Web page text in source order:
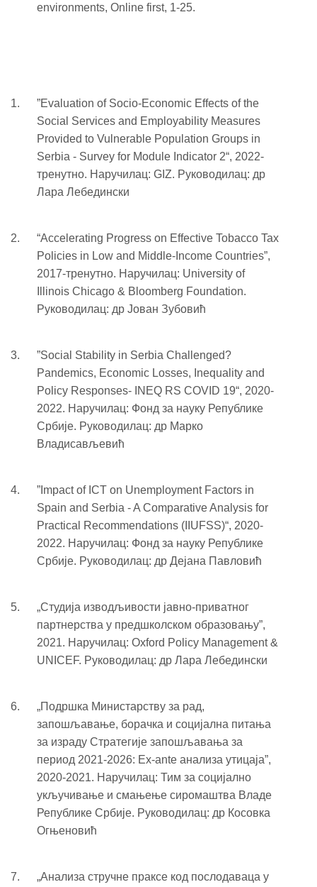
environments, Online first, 1-25.
”Evaluation of Socio-Economic Effects of the
Social Services and Employability Measures
Provided to Vulnerable Population Groups in
Serbia - Survey for Module Indicator 2“, 2022-
тренутно. Наручилац: GIZ. Руководилац: др
Лара Лебедински
“Accelerating Progress on Effective Tobacco Tax
Policies in Low and Middle-Income Countries”,
2017-тренутно. Наручилац: University of
Illinois Chicago & Bloomberg Foundation.
Руководилац: др Јован Зубовић
”Social Stability in Serbia Challenged?
Pandemics, Economic Losses, Inequality and
Policy Responses- INEQ RS COVID 19“, 2020-
2022. Наручилац: Фонд за науку Републике
Србије. Руководилац: др Марко
Владисављевић
”Impact of ICT on Unemployment Factors in
Spain and Serbia - A Comparative Analysis for
Practical Recommendations (IIUFSS)“, 2020-
2022. Наручилац: Фонд за науку Републике
Србије. Руководилац: др Дејана Павловић
„Студија изводљивости јавно-приватног
партнерства у предшколском образовању”,
2021. Наручилац: Oxford Policy Management &
UNICEF. Руководилац: др Лара Лебедински
„Подршка Министарству за рад,
запошљавање, борачка и социјална питања
за израду Стратегије запошљавања за
период 2021-2026: Ex-ante анализа утицаја”,
2020-2021. Наручилац: Тим за социјално
укључивање и смањење сиромаштва Владе
Републике Србије. Руководилац: др Косовка
Огњеновић
„Анализа стручне праксе код послодаваца у